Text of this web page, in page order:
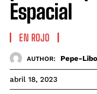
Espacial
EN ROJO
AUTHOR: Pepe-
abril 18, 2023